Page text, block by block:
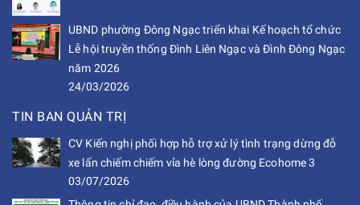
UBND phường Đông Ngạc triển khai Kế hoạch tổ chức
Lễ hội truyền thống Đình Liên Ngạc và Đình Đông Ngạc
năm 2026
24/03/2026
TIN BAN QUẢN TRỊ
CV Kiến nghị phối hợp hỗ trợ xử lý tình trạng dừng đỗ
xe lấn chiếm chiếm vỉa hè lòng đường Ecohome 3
03/07/2026